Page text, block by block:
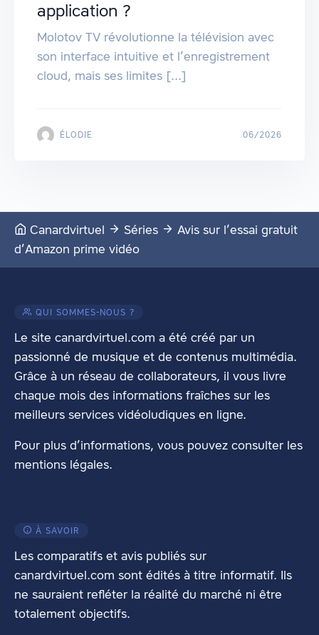
application ?
Molotov TV révolutionne la télévision avec
son interface intuitive et l’enregistrement
cloud, mais ses limites [...]
ÉLODIE 06/2026
Canardvirtuel Séries
Avis sur l’essai gratuit
d’Amazon prime vidéo
QUI SOMMES-NOUS ?
Le site canardvirtuel.com a été créé par un
passionné de musique et de contenus multimédia.
Grâce à un réseau de collaborateurs, il vous livre
chaque mois des informations fraîches sur les
meilleurs services vidéoludiques en ligne.
Pour plus d’informations, vous pouvez consulter les
mentions légales.
À SAVOIR
Les comparatifs et avis publiés sur
canardvirtuel.com sont édités à titre informatif. Ils
ne sauraient refléter la réalité du marché ni être
totalement objectifs.